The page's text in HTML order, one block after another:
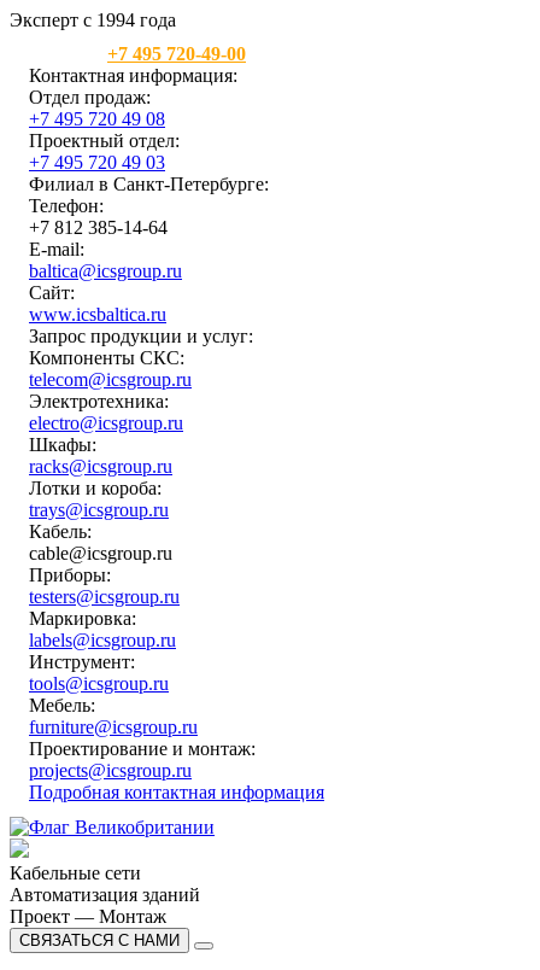
Эксперт с 1994 года
+7 495 720-49-00
Контактная информация:
Отдел продаж:
+7 495 720 49 08
Проектный отдел:
+7 495 720 49 03
Филиал в Санкт-Петербурге:
Телефон:
+7 812 385-14-64
E-mail:
baltica@icsgroup.ru
Сайт:
www.icsbaltica.ru
Запрос продукции и услуг:
Компоненты СКС:
telecom@icsgroup.ru
Электротехника:
electro@icsgroup.ru
Шкафы:
racks@icsgroup.ru
Лотки и короба:
trays@icsgroup.ru
Кабель:
cable@icsgroup.ru
Приборы:
testers@icsgroup.ru
Маркировка:
labels@icsgroup.ru
Инструмент:
tools@icsgroup.ru
Мебель:
furniture@icsgroup.ru
Проектирование и монтаж:
projects@icsgroup.ru
Подробная контактная информация
Кабельные сети
Автоматизация зданий
Проект — Монтаж
СВЯЗАТЬСЯ С НАМИ